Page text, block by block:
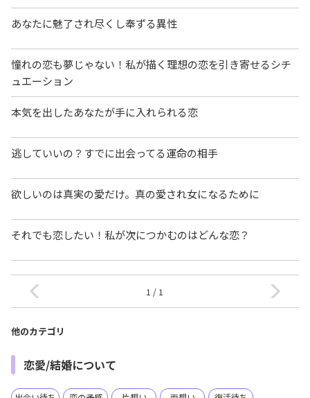
あなたに魅了され尽くし奉ずる異性
憧れの恋も夢じゃない！私が描く理想の恋を引き寄せるシチ
ュエーション
本気を出したあなたが手に入れられる恋
逃していいの？すでに出会ってる運命の相手
欲しいのは真実の愛だけ。真の愛され女になるために
それでも恋したい！私が次につかむのはどんな恋？
1 / 1
他のカテゴリ
恋愛/結婚について